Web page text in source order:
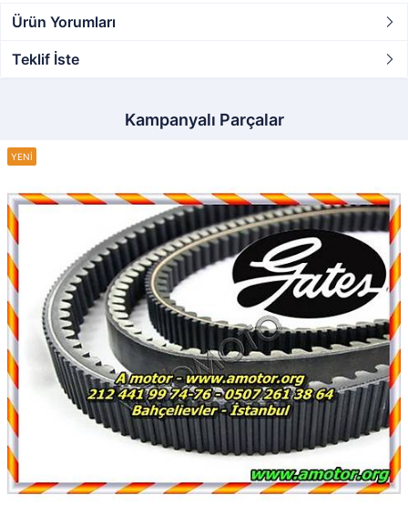
Ürün Yorumları
Teklif İste
Kampanyalı Parçalar